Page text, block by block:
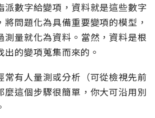
派數字給變項，資料就是這些數字
將問題化為具備重要變項的模型，
測量就化為資料。當然，資料是根
的變項蒐集而來的。
常有人量測或分析（可從檢視先前
麼這個步驟很簡單，你大可沿用別